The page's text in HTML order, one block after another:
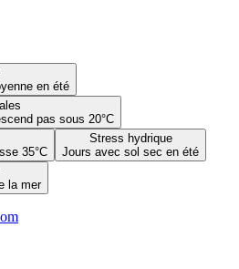
en été
pas sous 20°C
35°C
Stress hydrique
Jours avec sol sec en été
la mer